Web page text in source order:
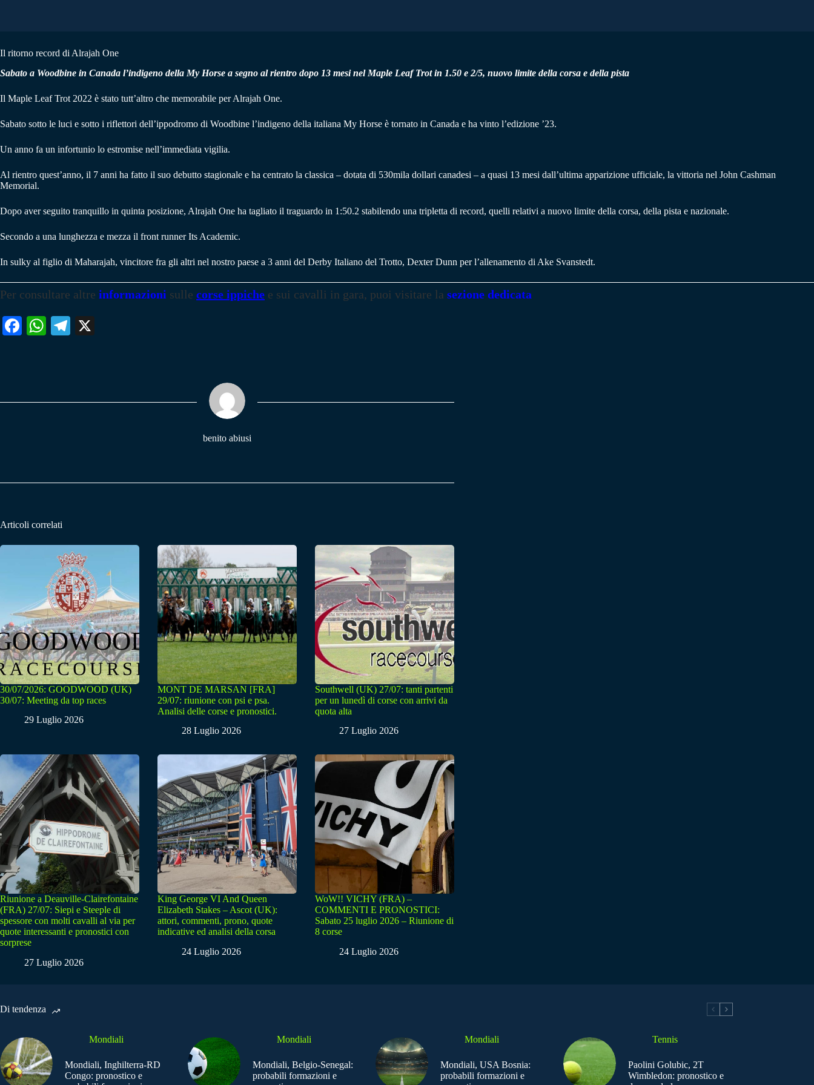
Il ritorno record di Alrajah One
Sabato a Woodbine in Canada l’indigeno della My Horse a segno al rientro dopo 13 mesi nel Maple Leaf Trot in 1.50 e 2/5, nuovo limite della corsa e della pista
Il Maple Leaf Trot 2022 è stato tutt’altro che memorabile per Alrajah One.
Sabato sotto le luci e sotto i riflettori dell’ippodromo di Woodbine l’indigeno della italiana My Horse è tornato in Canada e ha vinto l’edizione ’23.
Un anno fa un infortunio lo estromise nell’immediata vigilia.
Al rientro quest’anno, il 7 anni ha fatto il suo debutto stagionale e ha centrato la classica – dotata di 530mila dollari canadesi – a quasi 13 mesi dall’ultima apparizione ufficiale, la vittoria nel John Cashman
Memorial.
Dopo aver seguito tranquillo in quinta posizione, Alrajah One ha tagliato il traguardo in 1:50.2 stabilendo una tripletta di record, quelli relativi a nuovo limite della corsa, della pista e nazionale.
Secondo a una lunghezza e mezza il front runner Its Academic.
In sulky al figlio di Maharajah, vincitore fra gli altri nel nostro paese a 3 anni del Derby Italiano del Trotto, Dexter Dunn per l’allenamento di Ake Svanstedt.
Per consultare altre informazioni sulle corse ippiche e sui cavalli in gara, puoi visitare la sezione dedicata
Fa W
pp
Te
m
benito abiusi
Articoli correlati
30/07/2026: GOODWOOD (UK)
30/07: Meeting da top races
29 Luglio 2026
MONT DE MARSAN [FRA]
29/07: riunione con psi e psa.
Analisi delle corse e pronostici.
28 Luglio 2026
Southwell (UK) 27/07: tanti partenti
per un lunedì di corse con arrivi da
quota alta
27 Luglio 2026
Riunione a Deauville-Clairefontaine
(FRA) 27/07: Siepi e Steeple di
spessore con molti cavalli al via per
quote interessanti e pronostici con
sorprese
27 Luglio 2026
King George VI And Queen
Elizabeth Stakes – Ascot (UK):
attori, commenti, prono, quote
indicative ed analisi della corsa
24 Luglio 2026
WoW!! VICHY (FRA) –
COMMENTI E PRONOSTICI:
Sabato 25 luglio 2026 – Riunione di
8 corse
24 Luglio 2026
Di tendenza
Mondiali
Mondiali, Inghilterra-RD
Congo: pronostico e
Mondiali
Mondiali, Belgio-Senegal:
probabili formazioni e
Mondiali
Mondiali, USA Bosnia:
probabili formazioni e
Tennis
Paolini Golubic, 2T
Wimbledon: pronostico e